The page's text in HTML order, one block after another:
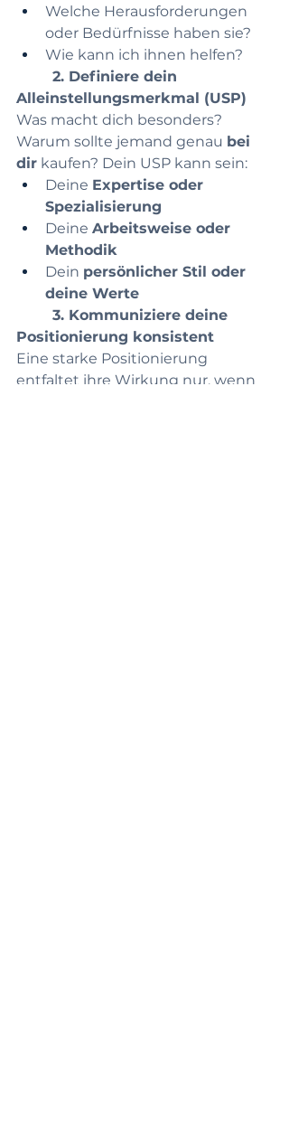
Welche Herausforderungen
oder Bedürfnisse haben sie?
Wie kann ich ihnen helfen?
Alleinstellungsmerkmal (USP)
Was macht dich besonders?
Warum sollte jemand genau bei
dir kaufen? Dein USP kann sein:
Deine Expertise oder
Spezialisierung
Deine Arbeitsweise oder
Methodik
Dein persönlicher Stil oder
deine Werte
Positionierung konsistent
Eine starke Positionierung
entfaltet ihre Wirkung nur, wenn